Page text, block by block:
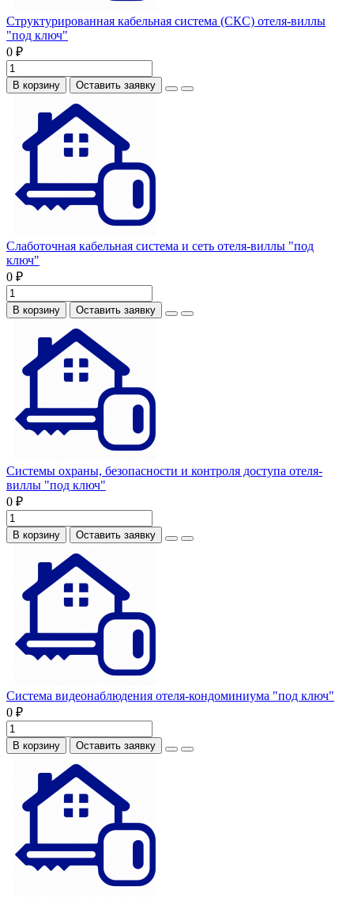
Структурированная кабельная система (СКС) отеля-виллы
"под ключ"
0 ₽
В корзину Оставить заявку
Слаботочная кабельная система и сеть отеля-виллы "под
ключ"
0 ₽
В корзину Оставить заявку
Системы охраны, безопасности и контроля доступа отеля-
виллы "под ключ"
0 ₽
В корзину Оставить заявку
Система видеонаблюдения отеля-кондоминиума "под ключ"
0 ₽
В корзину Оставить заявку